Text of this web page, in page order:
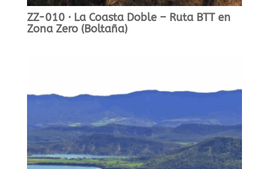
ZZ-010 · La Coasta Doble – Ruta BTT en
Zona Zero (Boltaña)